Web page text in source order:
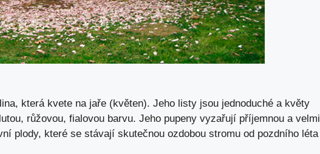
která kvete na jaře (květen). Jeho listy jsou jednoduché a květy
růžovou, fialovou barvu. Jeho pupeny vyzařují příjemnou a velmi
plody, které se stávají skutečnou ozdobou stromu od pozdního léta